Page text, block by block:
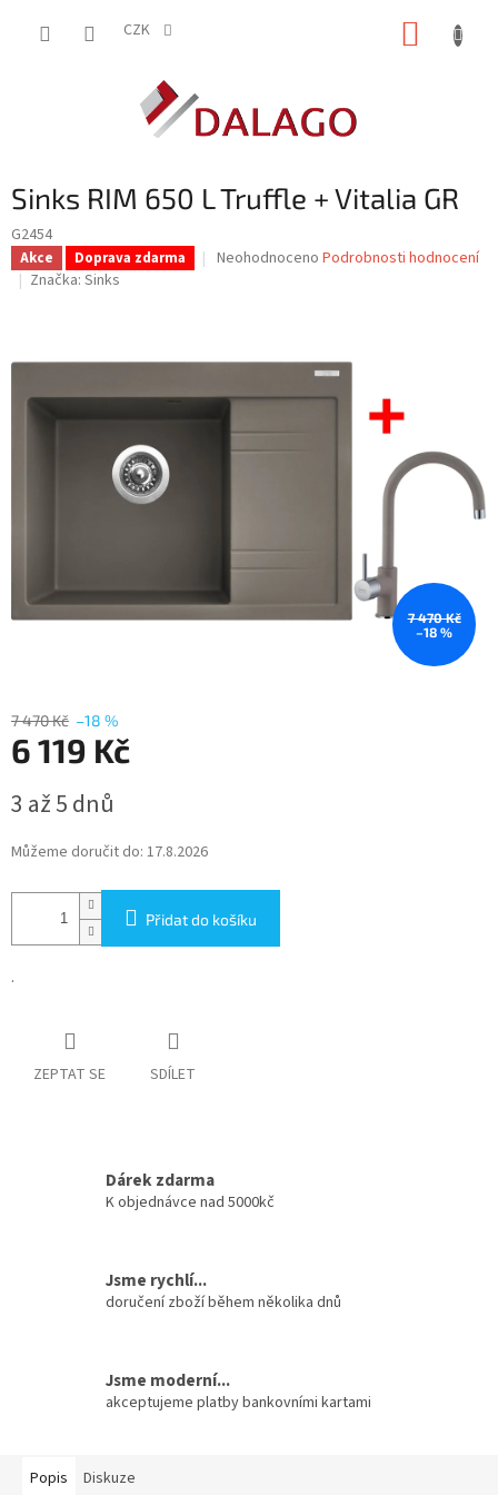
CZK
Sinks RIM 650 L Truffle + Vitalia GR
G2454
Akce Doprava zdarma
Průměrné
z
hvězdiček.
Neohodnoceno Podrobnosti hodnocení
Značka: Sinks
7 470 Kč
–18 %
7 470 Kč –18 %
6 119 Kč
cena:
3 až 5 dnů
Můžeme doručit do: 17.8.2026
Přidat do košíku
.
ZEPTAT SE SDÍLET
Dárek zdarma
K objednávce nad 5000kč
Jsme rychlí...
doručení zboží během několika dnů
Jsme moderní...
akceptujeme platby bankovními kartami
Popis Diskuze